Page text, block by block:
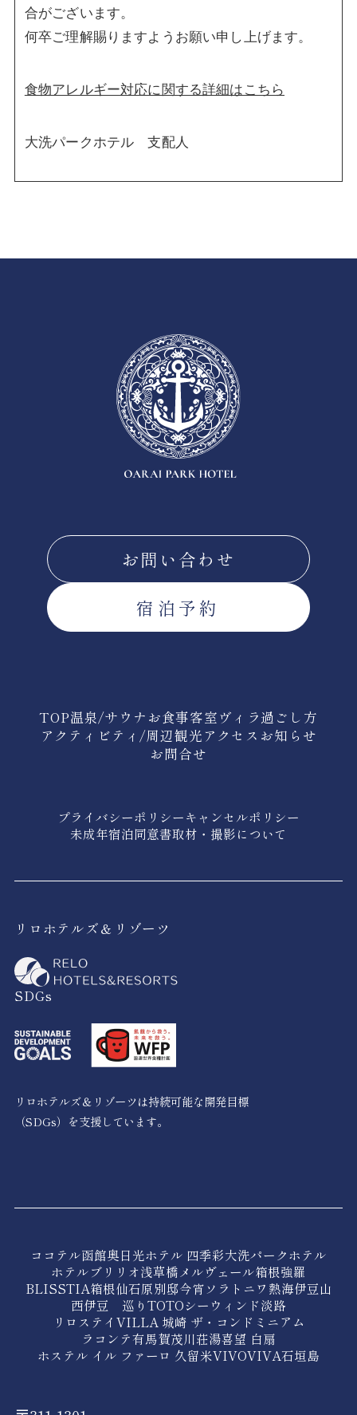
合がございます。
何卒ご理解賜りますようお願い申し上げます。
食物アレルギー対応に関する詳細はこちら
大洗パークホテル 支配人
お問い合わせ
宿泊予約
TOP温泉/サウナ お食事客室ヴィラ過ごし方
アクティビティ/周辺観光アクセス お知らせ
お問合せ
プライバシーポリシーキャンセルポリシー
未成年宿泊同意書取材・撮影について
リロホテルズ＆リゾーツ
SDGs
リロホテルズ＆リゾーツは持続可能な開発目標
（SDGs）を支援しています。
ココテル函館奥日光ホテル 四季彩大洗パークホテル
ホテルブリリオ浅草橋メルヴェール箱根強羅
BLISSTIA箱根仙石原別邸今宵ソラトニワ熱海伊豆山
西伊豆 巡り TOTOシーウィンド淡路
リロステイVILLA 城崎 ザ・コンドミニアム
ラコンテ有馬賀茂川荘湯喜望 白扇
ホステル イル ファーロ 久留米VIVOVIVA石垣島